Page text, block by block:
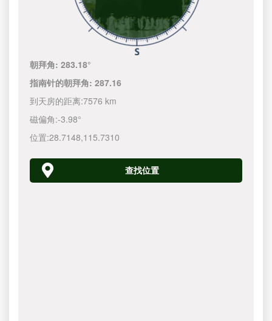
朝拜角:283.18°
指南针的朝拜角:287.16
到天房的距离:7576 km
磁偏角:-3.98°
位置:28.7148,115.7310
查找位置